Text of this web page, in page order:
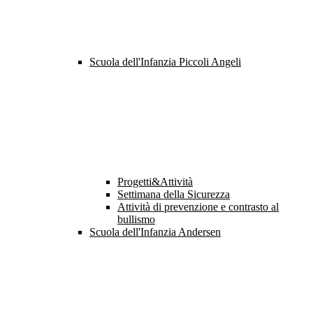
Scuola dell'Infanzia Piccoli Angeli
Progetti&Attività
Settimana della Sicurezza
Attività di prevenzione e contrasto al
bullismo
Scuola dell'Infanzia Andersen